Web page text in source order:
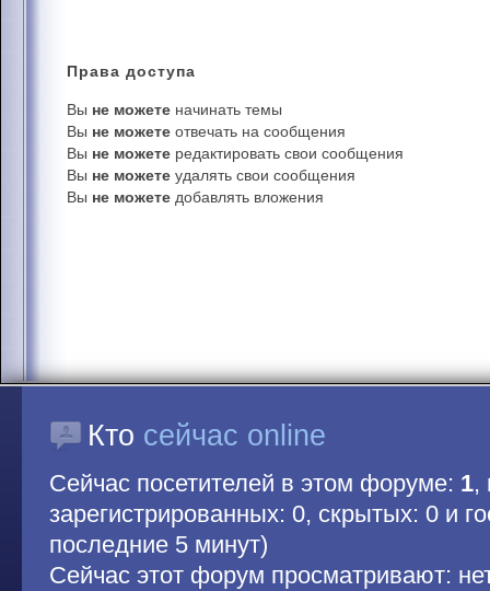
Права доступа
Вы не можете начинать темы
Вы не можете отвечать на сообщения
Вы не можете редактировать свои сообщения
Вы не можете удалять свои сообщения
Вы не можете добавлять вложения
Кто сейчас online
Сейчас посетителей в этом форуме: 1,
зарегистрированных: 0, скрытых: 0 и
последние 5 минут)
Сейчас этот форум просматривают: